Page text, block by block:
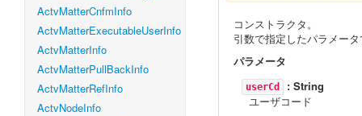
ActvMatterCnfmInfo
ActvMatterExecutableUserInfo
ActvMatterInfo
ActvMatterPullBackInfo
ActvMatterRefInfo
ActvNodeInfo
コンストラクタ。
引数で指定したパラメー
パラメータ
userCd : String
ユーザコード